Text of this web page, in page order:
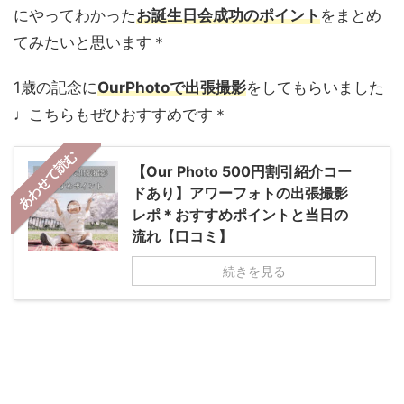
にやってわかったお誕生日会成功のポイントをまとめ
てみたいと思います＊
1歳の記念にOurPhotoで出張撮影をしてもらいました
♩こちらもぜひおすすめです＊
あわせて読む
【Our Photo 500円割引紹介コー
ドあり】アワーフォトの出張撮影
レポ＊おすすめポイントと当日の
流れ【口コミ】
続きを見る